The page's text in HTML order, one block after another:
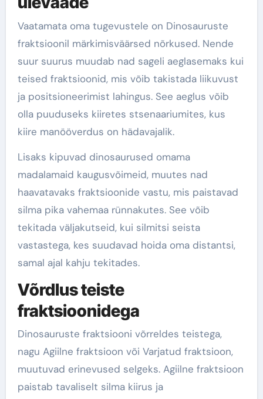
Vaatamata oma tugevustele on Dinosauruste
fraktsioonil märkimisväärsed nõrkused. Nende
suur suurus muudab nad sageli aeglasemaks kui
teised fraktsioonid, mis võib takistada liikuvust
ja positsioneerimist lahingus. See aeglus võib
olla puuduseks kiiretes stsenaariumites, kus
kiire manööverdus on hädavajalik.
Lisaks kipuvad dinosaurused omama
madalamaid kaugusvõimeid, muutes nad
haavatavaks fraktsioonide vastu, mis paistavad
silma pika vahemaa rünnakutes. See võib
tekitada väljakutseid, kui silmitsi seista
vastastega, kes suudavad hoida oma distantsi,
samal ajal kahju tekitades.
Võrdlus teiste
fraktsioonidega
Dinosauruste fraktsiooni võrreldes teistega,
nagu Agiilne fraktsioon või Varjatud fraktsioon,
muutuvad erinevused selgeks. Agiilne fraktsioon
paistab tavaliselt silma kiirus ja